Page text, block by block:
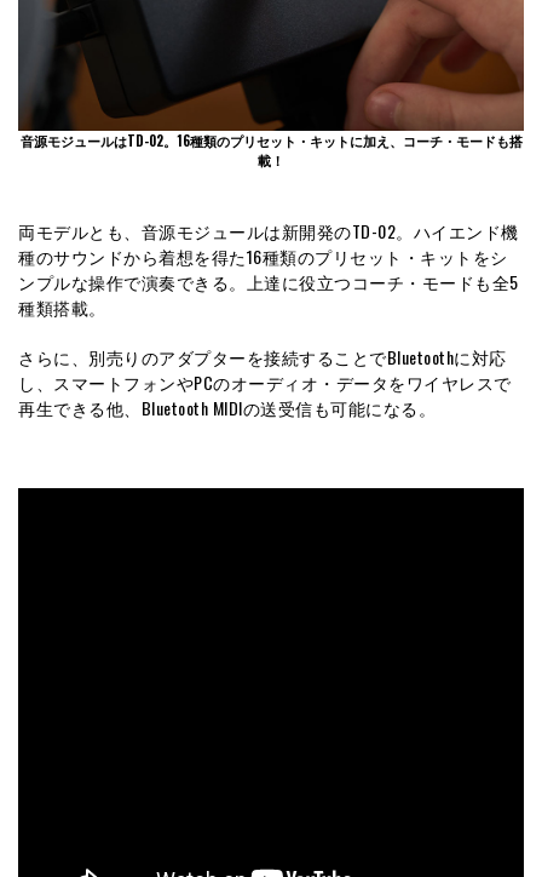
音源モジュールはTD-02。16種類のプリセット・キットに加え、コーチ・モードも搭
載！
両モデルとも、音源モジュールは新開発のTD-02。ハイエンド機
種のサウンドから着想を得た16種類のプリセット・キットをシ
ンプルな操作で演奏できる。上達に役立つコーチ・モードも全5
種類搭載。
さらに、別売りのアダプターを接続することでBluetoothに対応
し、スマートフォンやPCのオーディオ・データをワイヤレスで
再生できる他、Bluetooth MIDIの送受信も可能になる。